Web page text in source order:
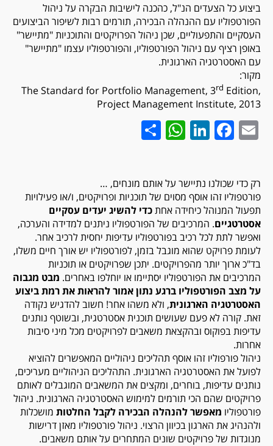
ביצוע כל הצעדים הנ"ל, כהכנה לישיבות הבקרה על ניהול
הפורטפוליו עם ההנהלה הבכירה, תורמים רבות לשיפור הביצועים
העסקיים והתפעוליים, שכן ניהול הפרויקטים והתוכניות "מתיישר"
באופן רציף עם ניהול הפורטפוליו, והפורטפוליו עצמו "מתיישר"
עם האסטרטגיה הארגונית.
מקור:
The Standard for Portfolio Management, 3rd Edition,
Project Management Institute, 2013
Email
Facebook
LinkedIn
WhatsApp
רק כדי שכולנו נתיישר על אותם מונחים, …
פורטפוליו זהו אוסף מסוים של תוכניות ופרויקטים, ו/או פעילויות
תפעול המנוהל כיחידה אחתכדי להשיג יעדים עסקיים
אסטרטגיים. המרכיבים של הפורטפוליו ניתנים למדידה והערכה,
ואפשר לתת לכל רכיב בפורטפוליו עדיפות יחסית לרכיב אחר.
לעומת פרויקט שהוא מוגבל בזמן, לפורטפוליו יש אורך חיים משלו,
בד"כ ארוך יותר מהפרויקטים. יתכן שפרויקטים או תוכניות
המרכיבים את הפורטפוליו יסתיימו או יוחלפו באחרים. מבט מגבוה
על מצב הפורטפוליו ברגע נתון אמור להראות את רמת ביצוע
האסטרטגיה הארגונית, ולא משהו אחר! חשוב להדגיש נקודה
זאת. קורה לא פעם שעושים תוכנית אסטרטגית, ובשוטף נותנים
עדיפות בפוקוס ובהקצאת משאבים לפרויקטים מכל מיני סיבות
אחרות.
ניהול פורפוליו זהו אוסף תהליכים ניהוליים המאפשרים להוציא
לפועל את האסטרטגיה הארגונית. התהליכים הניהוליים מעריכים,
נותנים עדיפות, בוחרים, ומקצים את המשאבים המוגבלים לאותם
פרויקטים שהם הכי תורמים למימוש האסטרטגיה הארגונית. ניהול
פורטפוליו מאפשר להנהלה הבכירה לקבל החלטות מושכלות
ולהנהיג את הארגון בכיוון הרצוי. ניהול פורטפוליו מאזן דרישות
מנוגדות של פרויקטים שונים המתחרים על אותם משאבים.